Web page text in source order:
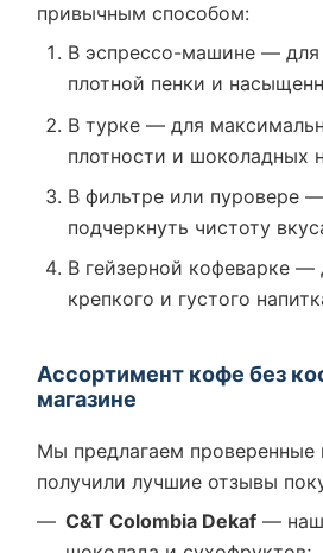
привычным способом:
В эспрессо-машине — для
плотной пенки и
В турке — для
плотности и шоколадных
В фильтре или пуровере
подчеркнуть чистоту
В гейзерной кофеварке —
крепкого и густого
Ассортимент кофе без
магазине
Мы предлагаем проверенные
получили лучшие отзывы
C&T Colombia Dekaf — наш